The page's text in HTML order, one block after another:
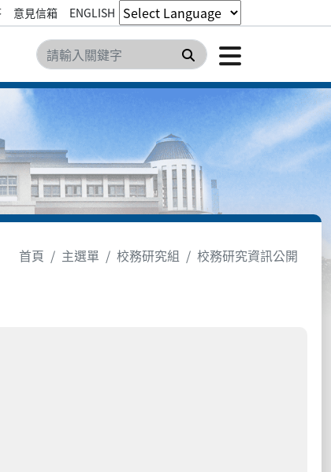
意見信箱 ENGLISH
搜尋 點擊開
首頁
主選單 校務研究組 校務研究資訊公開